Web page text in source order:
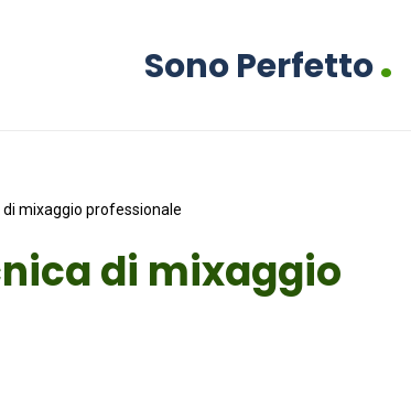
Sono Perfetto.
di mixaggio professionale
di mixaggio